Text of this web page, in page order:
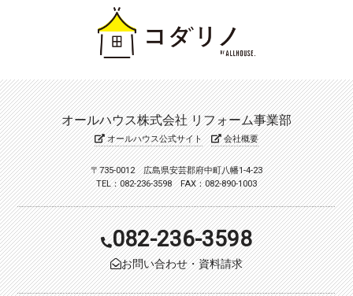
オールハウス株式会社 リフォーム事業部
オールハウス公式サイト 会社概要
〒735-0012 広島県安芸郡府中町八幡1-4-23
TEL：082-236-3598 FAX：082-890-1003
082-236-3598
お問い合わせ・資料請求